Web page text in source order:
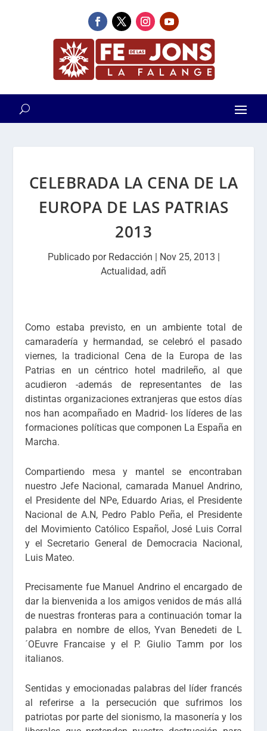
CELEBRADA LA CENA DE LA
EUROPA DE LAS PATRIAS
2013
Publicado por Redacción | Nov 25, 2013 |
Actualidad, adñ
Como estaba previsto, en un ambiente total de
camaradería y hermandad, se celebró el pasado
viernes, la tradicional Cena de la Europa de las
Patrias en un céntrico hotel madrileño, al que
acudieron -además de representantes de las
distintas organizaciones extranjeras que estos días
nos han acompañado en Madrid- los líderes de las
formaciones políticas que componen La España en
Marcha.
Compartiendo mesa y mantel se encontraban
nuestro Jefe Nacional, camarada Manuel Andrino,
el Presidente del NPe, Eduardo Arias, el Presidente
Nacional de A.N, Pedro Pablo Peña, el Presidente
del Movimiento Católico Español, José Luis Corral
y el Secretario General de Democracia Nacional,
Luis Mateo.
Precisamente fue Manuel Andrino el encargado de
dar la bienvenida a los amigos venidos de más allá
de nuestras fronteras para a continuación tomar la
palabra en nombre de ellos, Yvan Benedeti de L
´OEuvre Francaise y el P. Giulio Tamm por los
italianos.
Sentidas y emocionadas palabras del líder francés
al referirse a la persecución que sufrimos los
patriotas por parte del sionismo, la masonería y los